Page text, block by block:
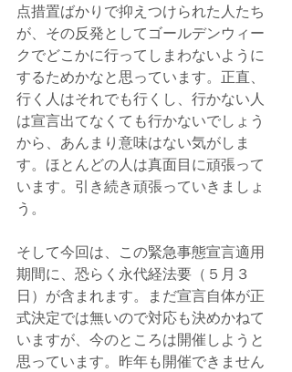
点措置ばかりで抑えつけられた人たち
が、その反発としてゴールデンウィー
クでどこかに行ってしまわないように
するためかなと思っています。正直、
行く人はそれでも行くし、行かない人
は宣言出てなくても行かないでしょう
から、あんまり意味はない気がしま
す。ほとんどの人は真面目に頑張って
います。引き続き頑張っていきましょ
う。
そして今回は、この緊急事態宣言適用
期間に、恐らく永代経法要（５月３
日）が含まれます。まだ宣言自体が正
式決定では無いので対応も決めかねて
いますが、今のところは開催しようと
思っています。昨年も開催できません